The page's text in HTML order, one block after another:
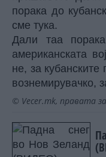
порака до
сме тука.
Дали таа
американската
не, за кубанските
вознемирувачко,
© Vecer.mk, правата